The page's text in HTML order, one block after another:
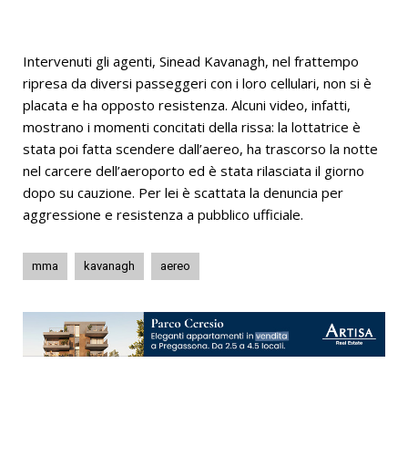
Intervenuti gli agenti, Sinead Kavanagh, nel frattempo
ripresa da diversi passeggeri con i loro cellulari, non si è
placata e ha opposto resistenza. Alcuni video, infatti,
mostrano i momenti concitati della rissa: la lottatrice è
stata poi fatta scendere dall’aereo, ha trascorso la notte
nel carcere dell’aeroporto ed è stata rilasciata il giorno
dopo su cauzione. Per lei è scattata la denuncia per
aggressione e resistenza a pubblico ufficiale.
mma kavanagh aereo